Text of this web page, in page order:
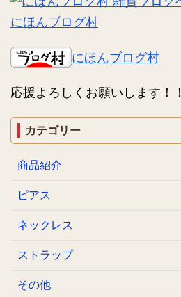
にほんブログ村
にほんブログ村
応援よろしくお願いします！！
カテゴリー
商品紹介
ピアス
ネックレス
ストラップ
その他